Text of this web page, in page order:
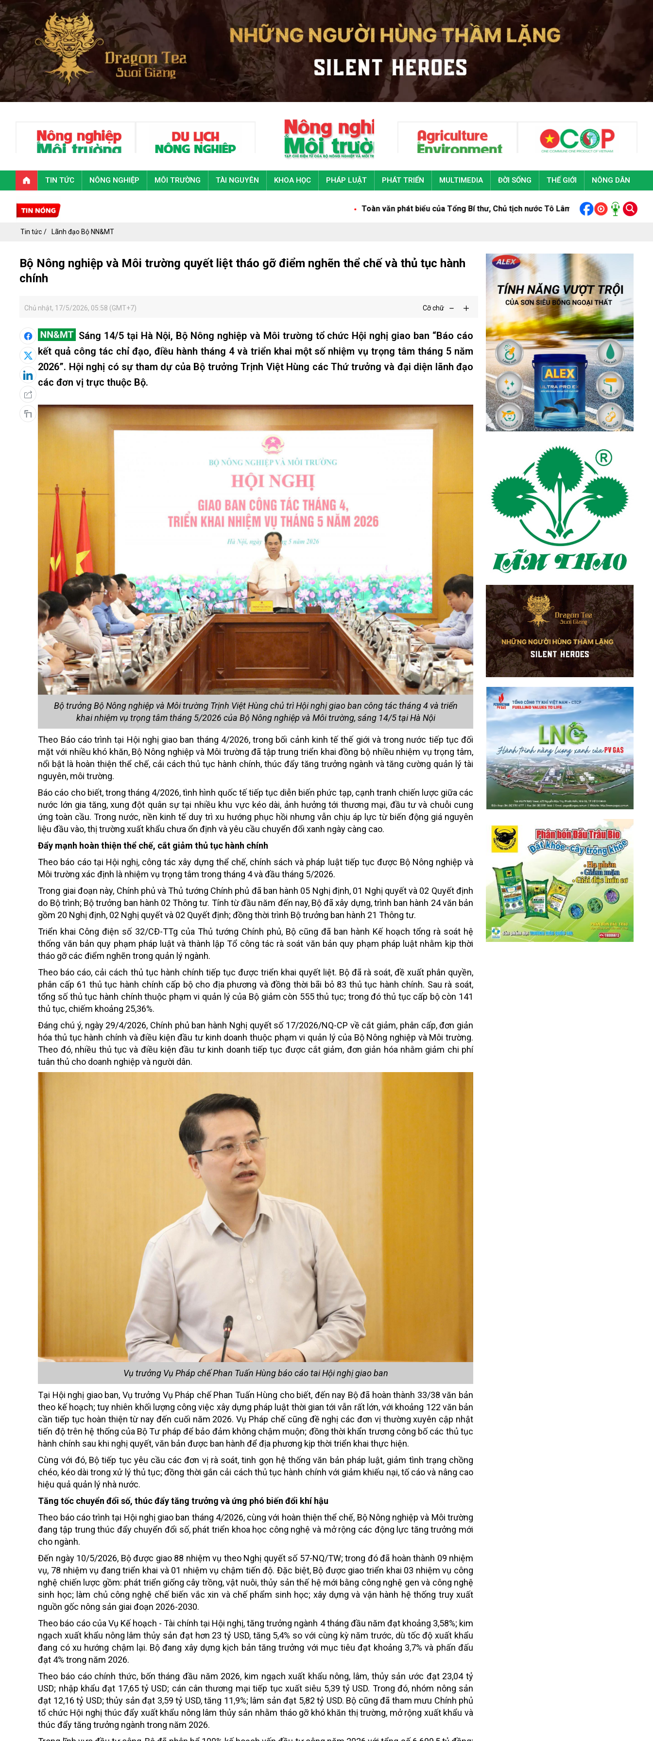
TIN TỨC NÔNG NGHIỆP MÔI TRƯỜNG TÀI NGUYÊN KHOA HỌC PHÁP LUẬT PHÁT TRIỂN MULTIMEDIA ĐỜI SỐNG THẾ GIỚI NÔNG DÂN
Toàn văn phát biểu của Tổng Bí thư, Chủ tịch nước Tô Lâm tại Đại hội đại biểu toàn quốc Đoàn
Tin tức Lãnh đạo Bộ NN&MT
Bộ Nông nghiệp và Môi trường quyết liệt tháo gỡ điểm nghẽn thể chế và thủ tục hành
chính
Chủ nhật, 17/5/2026, 05:58 (GMT+7) Cỡ chữ
Sáng 14/5 tại Hà Nội, Bộ Nông nghiệp và Môi trường tổ chức Hội nghị giao ban “Báo cáo
kết quả công tác chỉ đạo, điều hành tháng 4 và triển khai một số nhiệm vụ trọng tâm tháng 5 năm
2026”. Hội nghị có sự tham dự của Bộ trưởng Trịnh Việt Hùng các Thứ trưởng và đại diện lãnh đạo
các đơn vị trực thuộc Bộ.
Bộ trưởng Bộ Nông nghiệp và Môi trường Trịnh Việt Hùng chủ trì Hội nghị giao ban công tác tháng 4 và triển
khai nhiệm vụ trọng tâm tháng 5/2026 của Bộ Nông nghiệp và Môi trường, sáng 14/5 tại Hà Nội
Theo Báo cáo trình tại Hội nghị giao ban tháng 4/2026, trong bối cảnh kinh tế thế giới và trong nước tiếp tục đối
mặt với nhiều khó khăn, Bộ Nông nghiệp và Môi trường đã tập trung triển khai đồng bộ nhiều nhiệm vụ trọng tâm,
nổi bật là hoàn thiện thể chế, cải cách thủ tục hành chính, thúc đẩy tăng trưởng ngành và tăng cường quản lý tài
nguyên, môi trường.
Báo cáo cho biết, trong tháng 4/2026, tình hình quốc tế tiếp tục diễn biến phức tạp, cạnh tranh chiến lược giữa các
nước lớn gia tăng, xung đột quân sự tại nhiều khu vực kéo dài, ảnh hưởng tới thương mại, đầu tư và chuỗi cung
ứng toàn cầu. Trong nước, nền kinh tế duy trì xu hướng phục hồi nhưng vẫn chịu áp lực từ biến động giá nguyên
liệu đầu vào, thị trường xuất khẩu chưa ổn định và yêu cầu chuyển đổi xanh ngày càng cao.
Đẩy mạnh hoàn thiện thể chế, cắt giảm thủ tục hành chính
Theo báo cáo tại Hội nghị, công tác xây dựng thể chế, chính sách và pháp luật tiếp tục được Bộ Nông nghiệp và
Môi trường xác định là nhiệm vụ trọng tâm trong tháng 4 và đầu tháng 5/2026.
Trong giai đoạn này, Chính phủ và Thủ tướng Chính phủ đã ban hành 05 Nghị định, 01 Nghị quyết và 02 Quyết định
do Bộ trình; Bộ trưởng ban hành 02 Thông tư. Tính từ đầu năm đến nay, Bộ đã xây dựng, trình ban hành 24 văn bản
gồm 20 Nghị định, 02 Nghị quyết và 02 Quyết định; đồng thời trình Bộ trưởng ban hành 21 Thông tư.
Triển khai Công điện số 32/CĐ-TTg của Thủ tướng Chính phủ, Bộ cũng đã ban hành Kế hoạch tổng rà soát hệ
thống văn bản quy phạm pháp luật và thành lập Tổ công tác rà soát văn bản quy phạm pháp luật nhằm kịp thời
tháo gỡ các điểm nghẽn trong quản lý ngành.
Theo báo cáo, cải cách thủ tục hành chính tiếp tục được triển khai quyết liệt. Bộ đã rà soát, đề xuất phân quyền,
phân cấp 61 thủ tục hành chính cấp bộ cho địa phương và đồng thời bãi bỏ 83 thủ tục hành chính. Sau rà soát,
tổng số thủ tục hành chính thuộc phạm vi quản lý của Bộ giảm còn 555 thủ tục; trong đó thủ tục cấp bộ còn 141
thủ tục, chiếm khoảng 25,36%.
Đáng chú ý, ngày 29/4/2026, Chính phủ ban hành Nghị quyết số 17/2026/NQ-CP về cắt giảm, phân cấp, đơn giản
hóa thủ tục hành chính và điều kiện đầu tư kinh doanh thuộc phạm vi quản lý của Bộ Nông nghiệp và Môi trường.
Theo đó, nhiều thủ tục và điều kiện đầu tư kinh doanh tiếp tục được cắt giảm, đơn giản hóa nhằm giảm chi phí
tuân thủ cho doanh nghiệp và người dân.
Vụ trưởng Vụ Pháp chế Phan Tuấn Hùng báo cáo tai Hội nghị giao ban
Tại Hội nghị giao ban, Vụ trưởng Vụ Pháp chế Phan Tuấn Hùng cho biết, đến nay Bộ đã hoàn thành 33/38 văn bản
theo kế hoạch; tuy nhiên khối lượng công việc xây dựng pháp luật thời gian tới vẫn rất lớn, với khoảng 122 văn bản
cần tiếp tục hoàn thiện từ nay đến cuối năm 2026. Vụ Pháp chế cũng đề nghị các đơn vị thường xuyên cập nhật
tiến độ trên hệ thống của Bộ Tư pháp để bảo đảm không chậm muộn; đồng thời khẩn trương công bố các thủ tục
hành chính sau khi nghị quyết, văn bản được ban hành để địa phương kịp thời triển khai thực hiện.
Cùng với đó, Bộ tiếp tục yêu cầu các đơn vị rà soát, tinh gọn hệ thống văn bản pháp luật, giảm tình trạng chồng
chéo, kéo dài trong xử lý thủ tục; đồng thời gắn cải cách thủ tục hành chính với giảm khiếu nại, tố cáo và nâng cao
hiệu quả quản lý nhà nước.
Tăng tốc chuyển đổi số, thúc đẩy tăng trưởng và ứng phó biến đổi khí hậu
Theo báo cáo trình tại Hội nghị giao ban tháng 4/2026, cùng với hoàn thiện thể chế, Bộ Nông nghiệp và Môi trường
đang tập trung thúc đẩy chuyển đổi số, phát triển khoa học công nghệ và mở rộng các động lực tăng trưởng mới
cho ngành.
Đến ngày 10/5/2026, Bộ được giao 88 nhiệm vụ theo Nghị quyết số 57-NQ/TW; trong đó đã hoàn thành 09 nhiệm
vụ, 78 nhiệm vụ đang triển khai và 01 nhiệm vụ chậm tiến độ. Đặc biệt, Bộ được giao triển khai 03 nhiệm vụ công
nghệ chiến lược gồm: phát triển giống cây trồng, vật nuôi, thủy sản thế hệ mới bằng công nghệ gen và công nghệ
sinh học; làm chủ công nghệ chế biến vắc xin và chế phẩm sinh học; xây dựng và vận hành hệ thống truy xuất
nguồn gốc nông sản giai đoạn 2026-2030.
Theo báo cáo của Vụ Kế hoạch - Tài chính tại Hội nghị, tăng trưởng ngành 4 tháng đầu năm đạt khoảng 3,58%; kim
ngạch xuất khẩu nông lâm thủy sản đạt hơn 23 tỷ USD, tăng 5,4% so với cùng kỳ năm trước, dù tốc độ xuất khẩu
đang có xu hướng chậm lại. Bộ đang xây dựng kịch bản tăng trưởng với mục tiêu đạt khoảng 3,7% và phấn đấu
đạt 4% trong năm 2026.
Theo báo cáo chính thức, bốn tháng đầu năm 2026, kim ngạch xuất khẩu nông, lâm, thủy sản ước đạt 23,04 tỷ
USD; nhập khẩu đạt 17,65 tỷ USD; cán cân thương mại tiếp tục xuất siêu 5,39 tỷ USD. Trong đó, nhóm nông sản
đạt 12,16 tỷ USD; thủy sản đạt 3,59 tỷ USD, tăng 11,9%; lâm sản đạt 5,82 tỷ USD. Bộ cũng đã tham mưu Chính phủ
tổ chức Hội nghị thúc đẩy xuất khẩu nông lâm thủy sản nhằm tháo gỡ khó khăn thị trường, mở rộng xuất khẩu và
thúc đẩy tăng trưởng ngành trong năm 2026.